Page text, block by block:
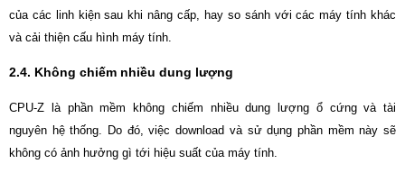
của các linh kiện sau khi nâng cấp, hay so sánh với các máy tính khác
và cải thiện cấu hình máy tính.
2.4. Không chiếm nhiều dung lượng
CPU-Z là phần mềm không chiếm nhiều dung lượng ổ cứng và tài
nguyên hệ thống. Do đó, việc download và sử dụng phần mềm này sẽ
không có ảnh hưởng gì tới hiệu suất của máy tính.